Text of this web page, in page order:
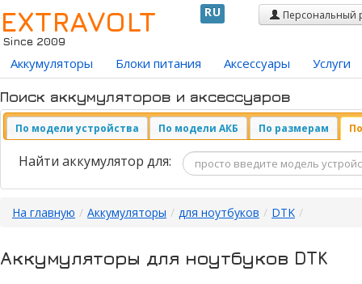
EXTRAVOLT
Since 2009
RU Персональный
Аккумуляторы Блоки питания Аксессуары Услуги
Поиск аккумуляторов и аксессуаров
По модели устройства По модели АКБ По размерам
Найти аккумулятор для:
На главную / Аккумуляторы / для ноутбуков / DTK /
Аккумуляторы для ноутбуков DTK